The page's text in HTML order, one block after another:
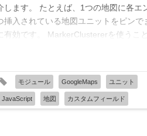
します。 たとえば、1つの地図に各エ
挿入されている地図ユニットをピンで
有効です。 MarkerClustererを使うこ
モジュール GoogleMaps ユニット
JavaScript 地図 カスタムフィールド